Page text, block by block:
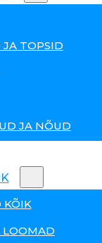
JA TOPSID
JA NÕUD
KÕIK
LOOMAD